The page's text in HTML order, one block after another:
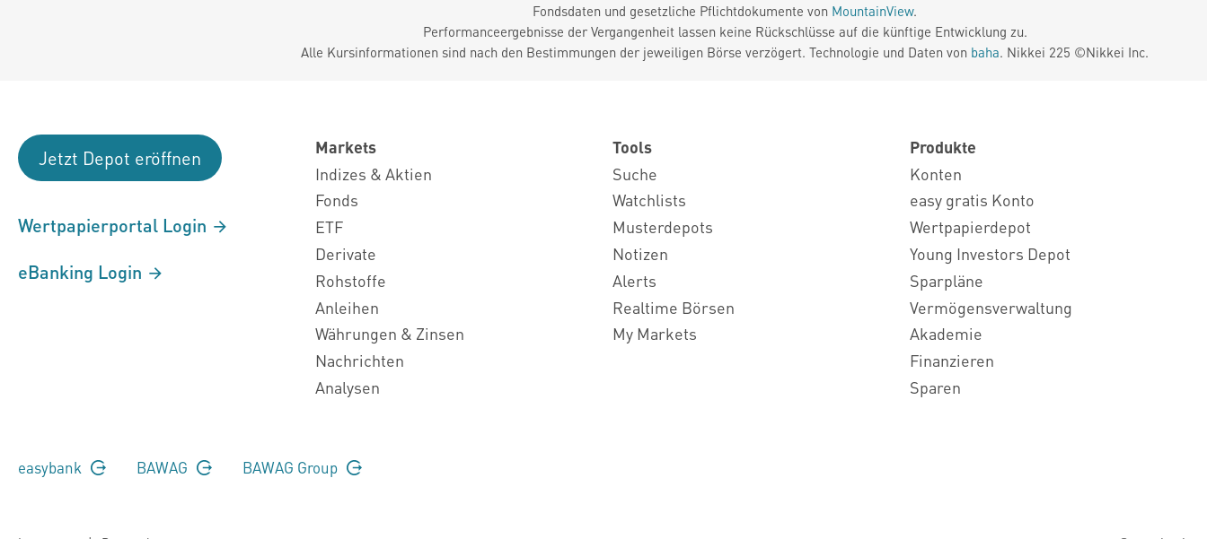
Fondsdaten und gesetzliche Pflichtdokumente von MountainView.
Performanceergebnisse der Vergangenheit lassen keine Rückschlüsse auf die künftige Entwicklung zu.
Alle Kursinformationen sind nach den Bestimmungen der jeweiligen Börse verzögert. Technologie und Daten von baha. Nikkei 225 ©Nikkei Inc.
Jetzt Depot eröffnen
Wertpapierportal Login
eBanking Login
Markets
Indizes & Aktien
Fonds
ETF
Derivate
Rohstoffe
Anleihen
Währungen & Zinsen
Nachrichten
Analysen
Tools
Suche
Watchlists
Musterdepots
Notizen
Alerts
Realtime Börsen
My Markets
Produkte
Konten
easy gratis Konto
Wertpapierdepot
Young Investors Depot
Sparpläne
Vermögensverwaltung
Akademie
Finanzieren
Sparen
easybank BAWAG BAWAG Group